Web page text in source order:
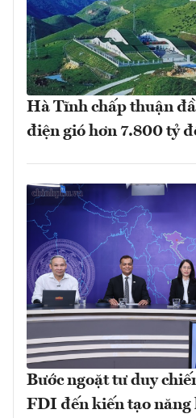
Hà Tĩnh chấp thuận
điện gió hơn 7.800 tỷ
Bước ngoặt tư duy
FDI đến kiến tạo năng